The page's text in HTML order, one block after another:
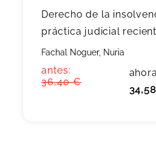
Derecho de la
práctica judicial
Fachal Noguer, Nuria
antes:
36,40 €